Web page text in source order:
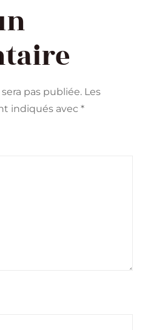
pas publiée. Les
indiqués avec *